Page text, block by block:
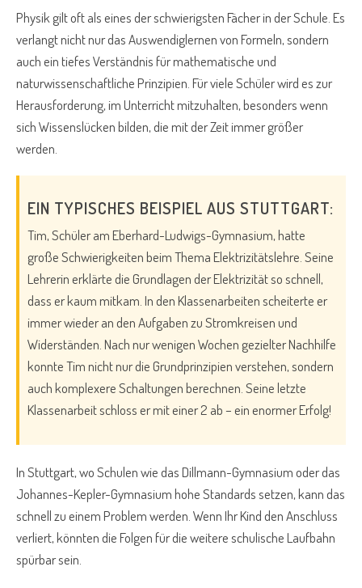
Physik gilt oft als eines der schwierigsten Fächer in der Schule. Es
verlangt nicht nur das Auswendiglernen von Formeln, sondern
auch ein tiefes Verständnis für mathematische und
naturwissenschaftliche Prinzipien. Für viele Schüler wird es zur
Herausforderung, im Unterricht mitzuhalten, besonders wenn
sich Wissenslücken bilden, die mit der Zeit immer größer
werden.
EIN TYPISCHES BEISPIEL AUS STUTTGART:
Tim, Schüler am Eberhard-Ludwigs-Gymnasium, hatte
große Schwierigkeiten beim Thema Elektrizitätslehre. Seine
Lehrerin erklärte die Grundlagen der Elektrizität so schnell,
dass er kaum mitkam. In den Klassenarbeiten scheiterte er
immer wieder an den Aufgaben zu Stromkreisen und
Widerständen. Nach nur wenigen Wochen gezielter Nachhilfe
konnte Tim nicht nur die Grundprinzipien verstehen, sondern
auch komplexere Schaltungen berechnen. Seine letzte
Klassenarbeit schloss er mit einer 2 ab – ein enormer Erfolg!
In Stuttgart, wo Schulen wie das Dillmann-Gymnasium oder das
Johannes-Kepler-Gymnasium hohe Standards setzen, kann das
schnell zu einem Problem werden. Wenn Ihr Kind den Anschluss
verliert, könnten die Folgen für die weitere schulische Laufbahn
spürbar sein.